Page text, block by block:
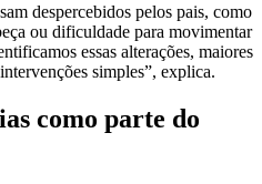
despercebidos pelos pais, como
ou dificuldade para movimentar
essas alterações, maiores
simples”, explica.
como parte do